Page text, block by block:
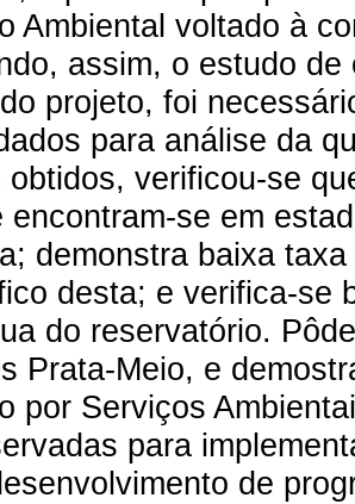
Ambiental voltado à
assim, o estudo
projeto, foi
para análise da
obtidos, verificou-se
encontram-se em
demonstra baixa
desta; e verifica-se
do reservatório.
Prata-Meio, e
por Serviços
para
de